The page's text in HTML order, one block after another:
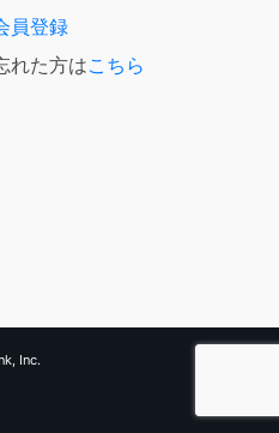
員登録
れた方はこちら
Inc.